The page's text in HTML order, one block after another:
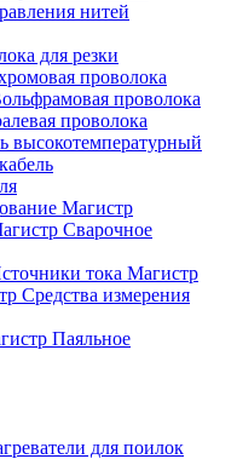
нитей
для резки
проволока
проволока
проволока
высокотемпературный
Магистр
Сварочное
тока Магистр
Средства измерения
Паяльное
для поилок